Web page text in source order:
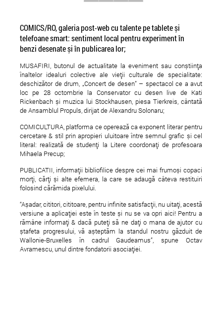
COMICS/RO, galeria post-web cu talente pe tablete și
telefoane smart: sentiment local pentru experiment în
benzi desenate și în publicarea lor;
MUSAFIRI, butonul de actualitate la eveniment sau conștiința
înaltelor idealuri colective ale vieții culturale de specialitate:
deschizător de drum, „Concert de desen” – spectacol ce a avut
loc pe 28 octombrie la Conservator cu desen live de Kati
Rickenbach și muzica lui Stockhausen, piesa Tierkreis, cântată
de Ansamblul Propuls, dirijat de Alexandru Solonaru;
COMICULTURA, platforma ce operează ca exponent literar pentru
cercetare & stil prin apropieri uluitoare între semnul grafic și cel
literal: realizată de studenți la Litere coordonați de profesoara
Mihaela Precup;
PUBLICATII, informații bibliofilice despre cei mai frumoși copaci
morți, cărți și alte efemera, la care se adaugă câteva restituiri
folosind cărămida pixelului.
“Așadar, cititori, cititoare, pentru infinite satisfacții, nu uitați, acestă
versiune a aplicației este în teste și nu se va opri aici! Pentru a
rămâne informați & dacă puteți să ne dați o mana de ajutor cu
ștafeta progresului, vă așteptăm la standul nostru găzduit de
Wallonie-Bruxelles în cadrul Gaudeamus”, spune Octav
Avramescu, unul dintre fondatorii asociației.